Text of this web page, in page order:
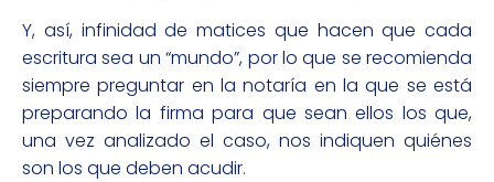
Y, así, infinidad de matices que hacen que cada
escritura sea un “mundo”, por lo que se recomienda
siempre preguntar en la notaría en la que se está
preparando la firma para que sean ellos los que,
una vez analizado el caso, nos indiquen quiénes
son los que deben acudir.